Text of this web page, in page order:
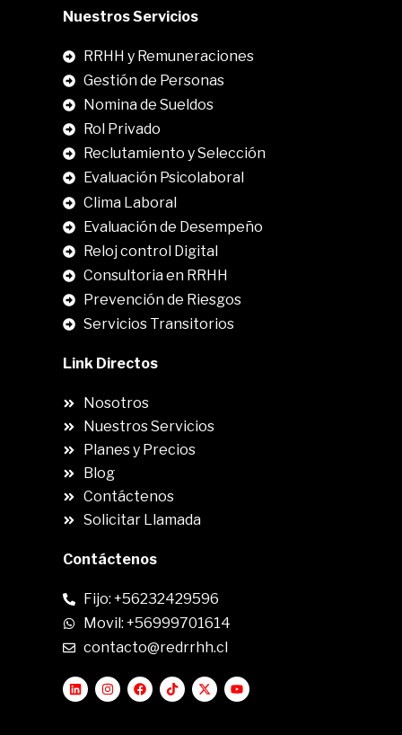
Nuestros Servicios
RRHH y Remuneraciones
Gestión de Personas
Nomina de Sueldos
Rol Privado
Reclutamiento y Selección
Evaluación Psicolaboral
Clima Laboral
Evaluación de Desempeño
Reloj control Digital
Consultoria en RRHH
Prevención de Riesgos
Servicios Transitorios
Link Directos
Nosotros
Nuestros Servicios
Planes y Precios
Blog
Contáctenos
Solicitar Llamada
Contáctenos
Fijo: +56232429596
Movil: +56999701614
contacto@redrrhh.cl